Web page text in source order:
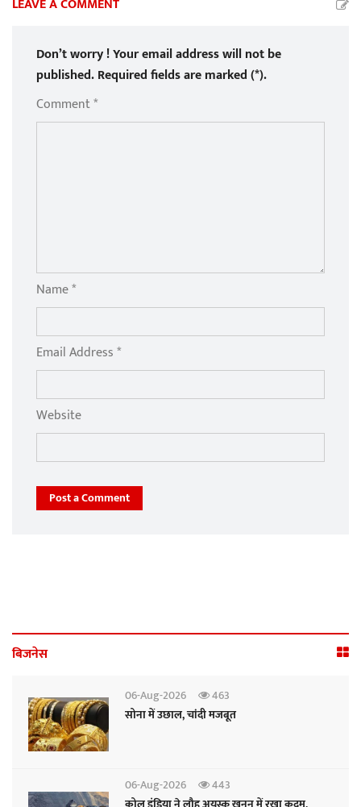
LEAVE A COMMENT
Don’t worry ! Your email address will not be
published. Required fields are marked (*).
Comment *
Name *
Email Address *
Website
Post a Comment
बिजनेस
06-Aug-2026
463
सोना में उछाल, चांदी मजबूत
06-Aug-2026
443